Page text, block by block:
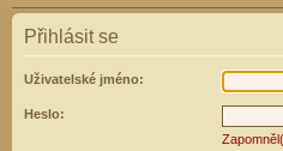
Přihlásit se
Uživatelské jméno:
Heslo: